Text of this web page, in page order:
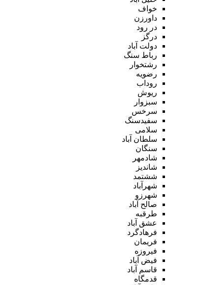
خواف
داورزن
در رود
درگز
دولت آباد
رباط سنگ
رشتخوار
رضویه
روداب
ریوش
سبزوار
سرخس
سفیدسنگ
سلامی
سلطان آباد
سنگان
شادمهر
شاندیز
ششتمد
شهرآباد
شهرزو
صالح آباد
طرقبه
عشق آباد
فرهادگرد
فریمان
فیروزه
فیض آباد
قاسم آباد
قدمگاه